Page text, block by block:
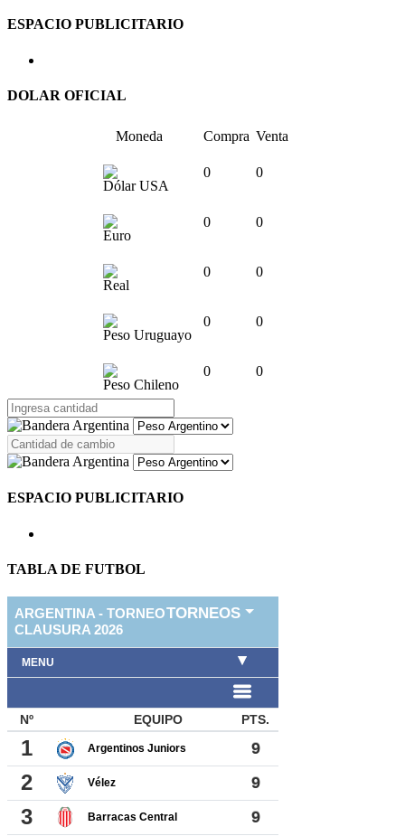
ESPACIO PUBLICITARIO
DOLAR OFICIAL
Moneda Compra Venta
Dólar USA
0 0
Euro
0 0
Real
0 0
Peso Uruguayo
0 0
Peso Chileno
0 0
ESPACIO PUBLICITARIO
TABLA DE FUTBOL